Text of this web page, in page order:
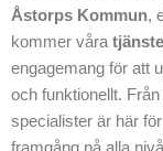
g i
Åstorps Kommun,
kommer våra
engagemang för att
och funktionellt.
specialister är här
framgång på alla